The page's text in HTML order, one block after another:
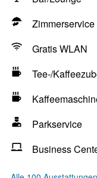
Zimmerservice
Gratis WLAN
Tee-/
Parkservice
Business